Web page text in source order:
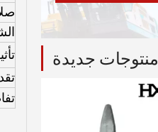
منتوجات جديدة